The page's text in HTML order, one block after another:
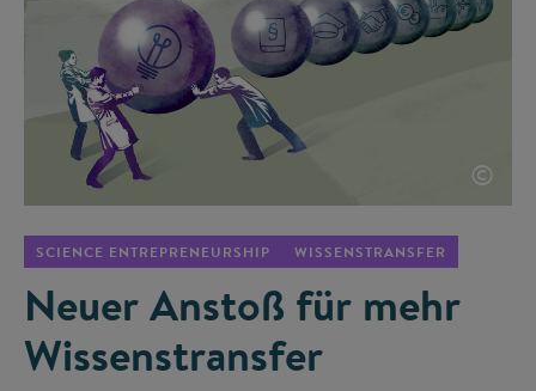
©
SCIENCE ENTREPRENEURSHIP WISSENSTRANSFER
Neuer Anstoß für mehr
Wissenstransfer